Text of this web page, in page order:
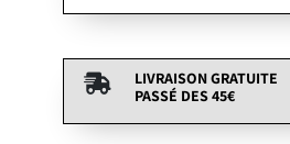
LIVRAISON GRATUITE
PASSÉ DES45€